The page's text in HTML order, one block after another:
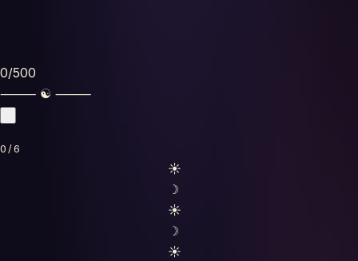
0/500
⸻ ☯ ⸻
0/6
☀
☽
☀
☽
☀